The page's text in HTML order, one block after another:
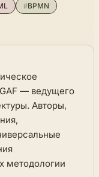
#BPMN
— ведущего
Авторы,
методологии